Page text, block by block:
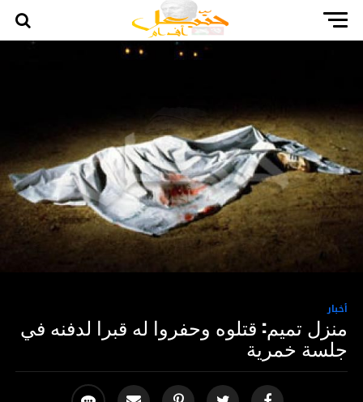
أخبار
منزل تميم: قتلوه وحفروا له قبرا لدفنه في
جلسة خمرية